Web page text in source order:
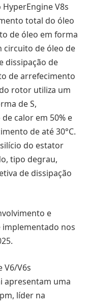
V8s
total do óleo
de óleo em forma
circuito de óleo de
dissipação de
de arrefecimento
rotor utiliza um
de S,
calor em 50% e
de até 30°C.
do estator
tipo degrau,
de dissipação
e
implementado nos
V6/V6s
apresentam uma
líder na